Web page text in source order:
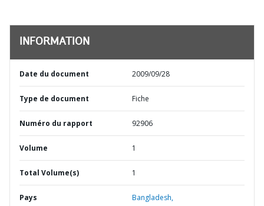
INFORMATION
Date du document 2009/09/28
Type de document Fiche
Numéro du rapport 92906
Volume 1
Total Volume(s) 1
Pays Bangladesh,